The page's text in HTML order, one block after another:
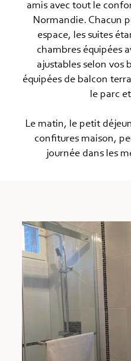
amis avec tout le
Normandie. Chacun
espace, les suites
chambres équipées
ajustables selon vos
équipées de balcon
le parc
Le matin, le petit
confitures maison,
journée dans les